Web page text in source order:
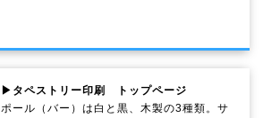
▶タペストリー印刷 トップページ
ポール（バー）は白と黒、木製の3種類。サ